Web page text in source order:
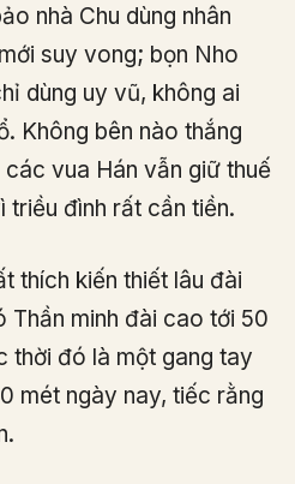
nhà Chu dùng nhân
suy vong; bọn Nho
dùng uy vũ, không ai
Không bên nào thắng
vua Hán vẫn giữ thuế
triều đình rất cần tiền.
thích kiến thiết lâu đài
Thần minh đài cao tới 50
thời đó là một gang tay
mét ngày nay, tiếc rằng